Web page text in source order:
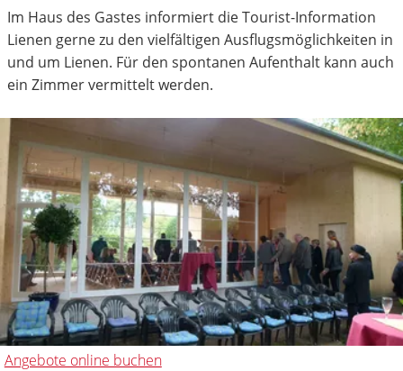
Im Haus des Gastes informiert die Tourist-Information
Lienen gerne zu den vielfältigen Ausflugsmöglichkeiten in
und um Lienen. Für den spontanen Aufenthalt kann auch
ein Zimmer vermittelt werden.
Angebote online buchen